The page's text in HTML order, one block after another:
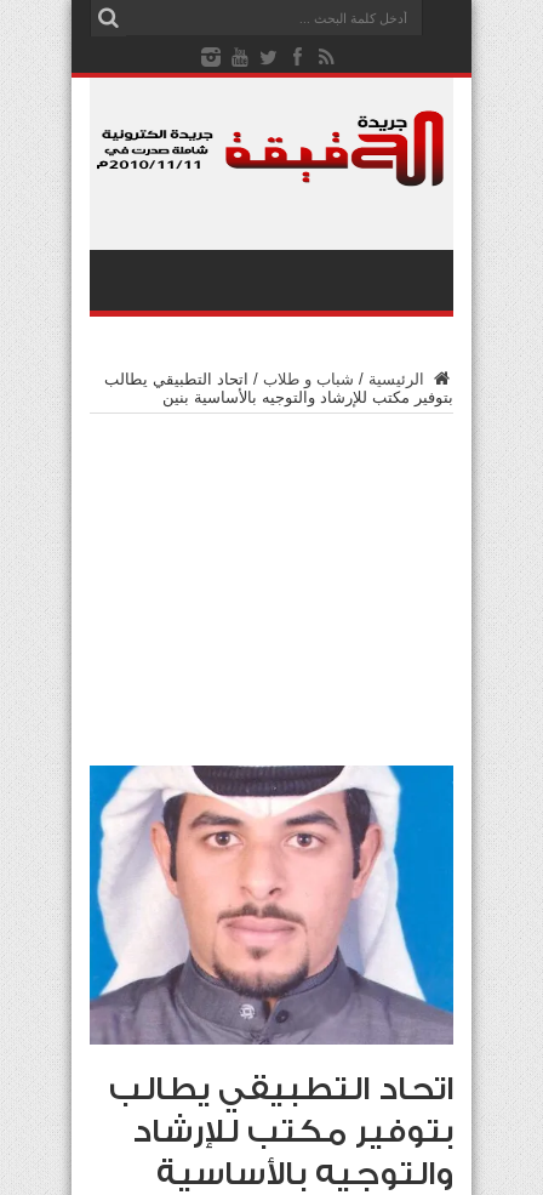
الرئيسية / شباب و طلاب / اتحاد التطبيقي يطالب
بتوفير مكتب للإرشاد والتوجيه بالأساسية بنين
اتحاد التطبيقي يطالب
بتوفير مكتب للإرشاد
والتوجيه بالأساسية